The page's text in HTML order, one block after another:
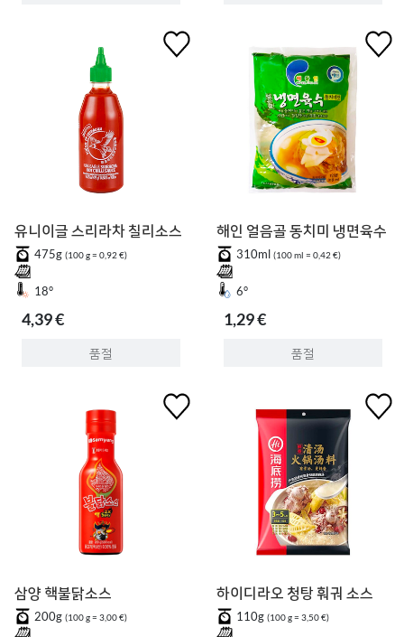
유니이글 스리라차 칠리소스
475g (100 g = 0,92 €)
18°
4,39 €
품절
해인 얼음골 동치미 냉면육수
310ml (100 ml = 0,42 €)
6°
1,29 €
품절
삼양 핵불닭소스
200g (100 g = 3,00 €)
하이디라오 청탕 훠궈 소스
110g (100 g = 3,50 €)